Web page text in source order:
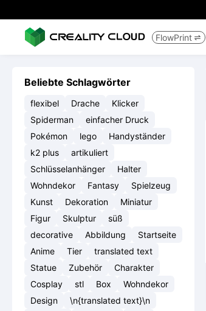
FlowPrint 
Beliebte Schlagwörter
flexibel Drache
Klicker
Spiderman
einfacher Druck
Pokémon
lego
Handyständer
k2 plus
artikuliert
Schlüsselanhänger
Halter
Wohndekor
Fantasy
Spielzeug
Kunst
Dekoration
Miniatur
Figur
Skulptur
süß
decorative
Abbildung
Startseite
Anime
Tier
translated text
Statue
Zubehör
Charakter
Cosplay
stl Box
Wohndekor
Design
\n{translated text}\n